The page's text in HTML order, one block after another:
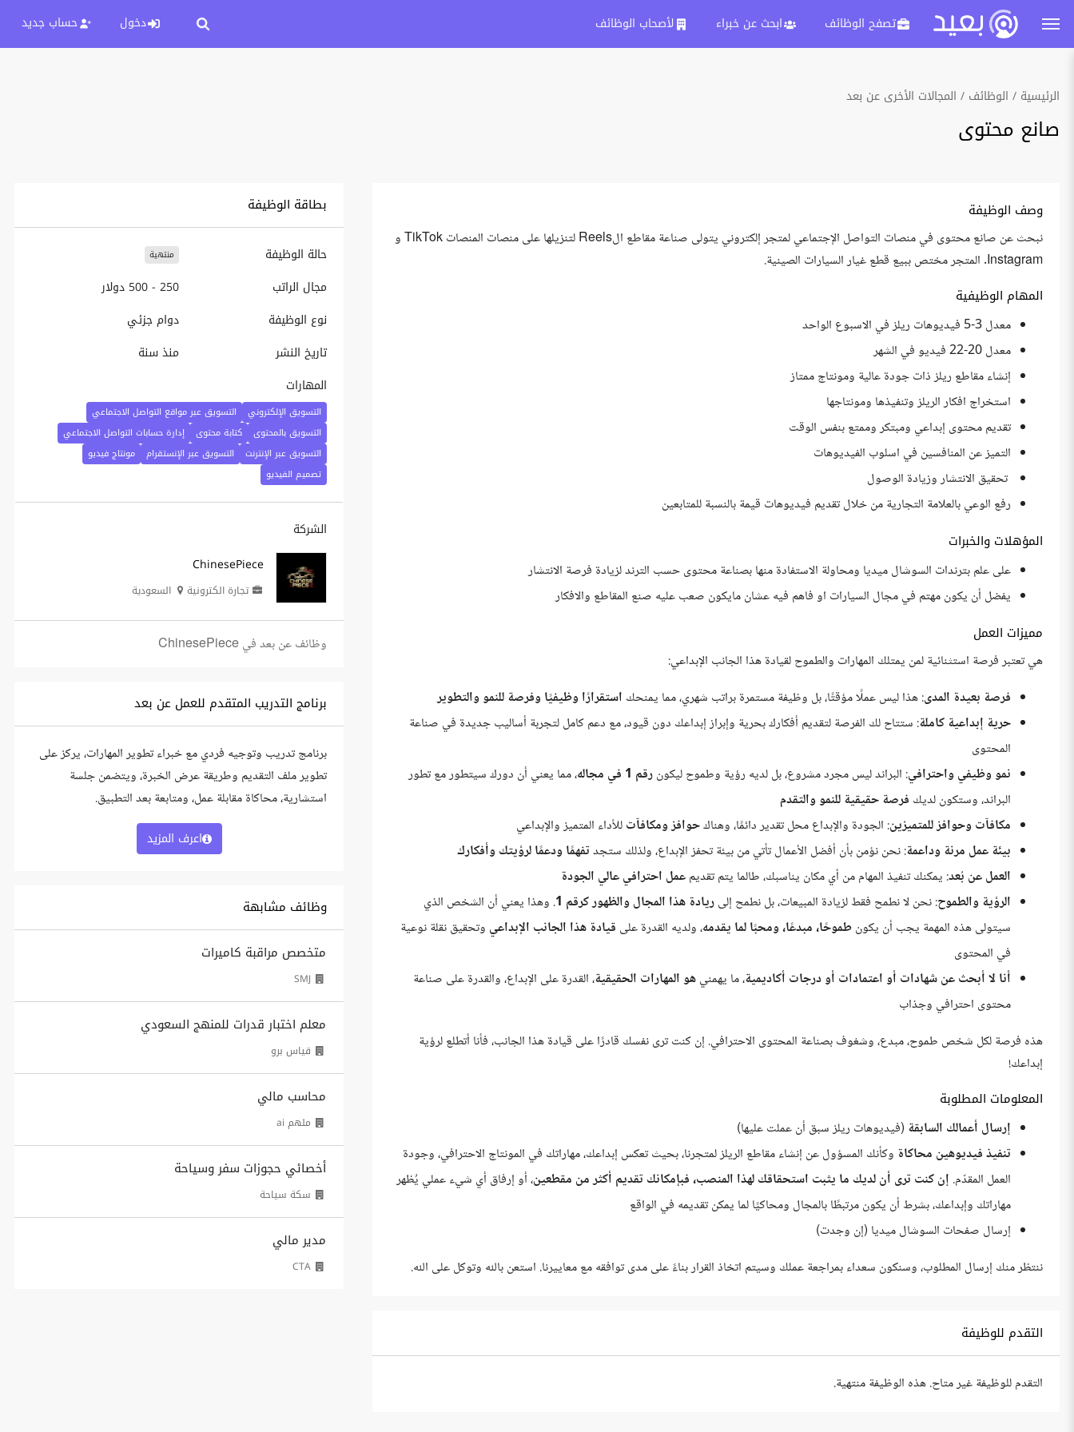
تصفح الوظائف ابحث عن خبراء لأصحاب الوظائف دخول حساب جديد
الرئيسية الوظائف المجالات الأخرى عن بعد
صانع محتوى
وصف الوظيفة
نبحث عن صانع محتوى في منصات التواصل الإجتماعي لمتجر إلكتروني يتولى صناعة مقاطع الReels لتنزيلها على منصات المنصات TikTok و
Instagram. المتجر مختص ببيع قطع غيار السيارات الصينية.
المهام الوظيفية
معدل 3-5 فيديوهات ريلز في الاسبوع الواحد
معدل 20-22 فيديو في الشهر
إنشاء مقاطع ريلز ذات جودة عالية ومونتاج ممتاز
استخراج افكار الريلز وتنفيذها ومونتاجها
تقديم محتوى إبداعي ومبتكر وممتع بنفس الوقت
التميز عن المنافسين في اسلوب الفيديوهات
تحقيق الانتشار وزيادة الوصول
رفع الوعي بالعلامة التجارية من خلال تقديم فيديوهات قيمة بالنسبة للمتابعين
المؤهلات والخبرات
على علم بترندات السوشال ميديا ومحاولة الاستفادة منها بصناعة محتوى حسب الترند لزيادة فرصة الانتشار
يفضل أن يكون مهتم في مجال السيارات او فاهم فيه عشان مايكون صعب عليه صنع المقاطع والافكار
مميزات العمل
هي تعتبر فرصة استثنائية لمن يمتلك المهارات والطموح لقيادة هذا الجانب الإبداعي:
فرصة بعيدة المدى: هذا ليس عملًا مؤقتًا، بل وظيفة مستمرة براتب شهري، مما يمنحك استقرارًا وظيفيًا وفرصة للنمو والتطوير
حرية إبداعية كاملة: ستتاح لك الفرصة لتقديم أفكارك بحرية وإبراز إبداعك دون قيود، مع دعم كامل لتجربة أساليب جديدة في صناعة
المحتوى
نمو وظيفي واحترافي: البراند ليس مجرد مشروع، بل لديه رؤية وطموح ليكونرقم 1 في مجاله
، مما يعني أن دورك سيتطور مع تطور
البراند، وستكون لديك فرصة حقيقية للنمو والتقدم
مكافآت وحوافز للمتميزين: الجودة والإبداع محل تقدير دائمًا، وهناكحوافز ومكافآتللأداء المتميز والإبداعي
بيئة عمل مرنة وداعمة: نحن نؤمن بأن أفضل الأعمال تأتي من بيئة تحفز الإبداع، ولذلك ستجدتفهمًا ودعمًا لرؤيتك وأفكارك
العمل عن بُعد: يمكنك تنفيذ المهام من أي مكان يناسبك، طالما يتم تقديمعمل احترافي عالي الجودة
الرؤية والطموح: نحن لا نطمح فقط لزيادة المبيعات، بل نطمح إلىريادة هذا المجال والظهور كرقم 1 . وهذا يعني أن الشخص الذي
سيتولى هذه المهمة يجب أن يكونطموحًا، مبدعًا، ومحبًا لما يقدمه، ولديه القدرة على قيادة هذا الجانب الإبداعي وتحقيق نقلة نوعية
في المحتوى
أنا لا أبحث عن شهادات أو اعتمادات أو درجات أكاديمية، ما يهمنيهو المهارات الحقيقية، القدرة على الإبداع، والقدرة على صناعة
محتوى احترافي وجذاب
هذه فرصة لكل شخص طموح، مبدع، وشغوف بصناعة المحتوى الاحترافي. إن كنت ترى نفسك قادرًا على قيادة هذا الجانب، فأنا أتطلع لرؤية
إبداعك!
المعلومات المطلوبة
إرسال أعمالك السابقة (فيديوهات ريلز سبق أن عملت عليها)
تنفيذ فيديوهين محاكاة وكأنك المسؤول عن إنشاء مقاطع الريلز لمتجرنا، بحيث تعكس إبداعك، مهاراتك في المونتاج الاحترافي، وجودة
العمل المقدّم. إن كنت ترى أن لديك ما يثبت استحقاقك لهذا المنصب، فبإمكانك تقديم أكثر من مقطعين، أو إرفاق أي شيء عملي يُظهر
مهاراتك وإبداعك، بشرط أن يكون مرتبطًا بالمجال ومحاكيًا لما يمكن تقديمه في الواقع
إرسال صفحات السوشال ميديا (إن وجدت)
ننتظر منك إرسال المطلوب، وسنكون سعداء بمراجعة عملك وسيتم اتخاذ القرار بناءً على مدى توافقه مع معاييرنا. استعن بالله وتوكل على الله.
التقدم للوظيفة
التقدم للوظيفة غير متاح. هذه الوظيفة منتهية.
بطاقة الوظيفة
حالة الوظيفة منتهية
مجال الراتب
250 - 500 دولار
نوع الوظيفة
دوام جزئي
تاريخ النشر
منذ سنة
المهارات
التسويق الإلكتروني
التسويق عبر مواقع التواصل الاجتماعي
التسويق بالمحتوى
كتابة محتوى
إدارة حسابات التواصل الاجتماعي
التسويق عبر الإنترنت
التسويق عبر الإنستقرام
مونتاج فيديو
تصميم الفيديو
الشركة
ChinesePiece
تجارة الكترونية السعودية
وظائف عن بعد في ChinesePiece
برنامج التدريب المتقدم للعمل عن بعد
برنامج تدريب وتوجيه فردي مع خبراء تطوير المهارات، يركز على
تطوير ملف التقديم وطريقة عرض الخبرة، ويتضمن جلسة
استشارية، محاكاة مقابلة عمل، ومتابعة بعد التطبيق.
اعرف المزيد
وظائف مشابهة
متخصص مراقبة كاميرات
SMJ
معلم اختبار قدرات للمنهج السعودي
قياس برو
محاسب مالي
ملهم ai
أخصائي حجوزات سفر وسياحة
سكة سياحة
مدير مالي
CTA